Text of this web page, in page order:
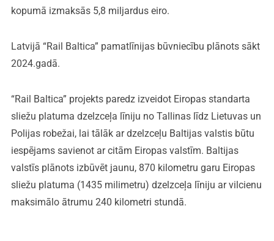
kopumā izmaksās 5,8 miljardus eiro.
Latvijā “Rail Baltica” pamatlīnijas būvniecību plānots sākt
2024.gadā.
“Rail Baltica” projekts paredz izveidot Eiropas standarta
sliežu platuma dzelzceļa līniju no Tallinas līdz Lietuvas un
Polijas robežai, lai tālāk ar dzelzceļu Baltijas valstis būtu
iespējams savienot ar citām Eiropas valstīm. Baltijas
valstīs plānots izbūvēt jaunu, 870 kilometru garu Eiropas
sliežu platuma (1435 milimetru) dzelzceļa līniju ar vilcienu
maksimālo ātrumu 240 kilometri stundā.